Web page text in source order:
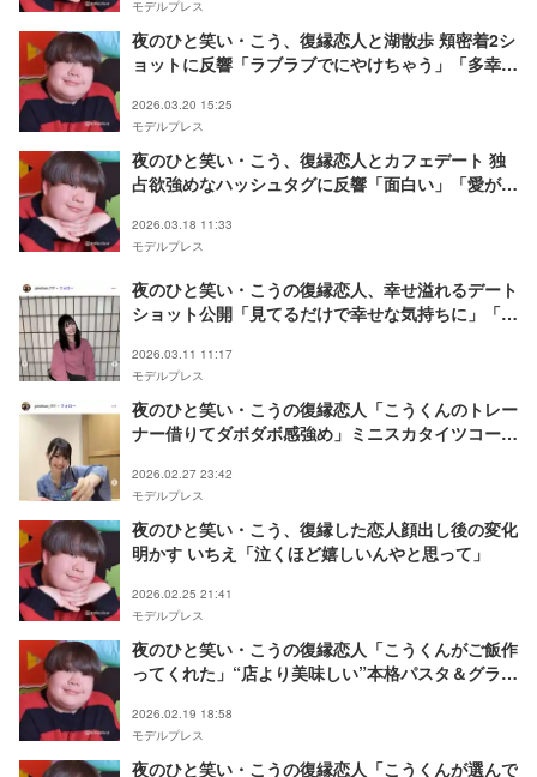
モデルプレス
夜のひと笑い・こう、復縁恋人と湖散歩 頬密着2シ
ョットに反響「ラブラブでにやけちゃう」「多幸感
2026.03.20 15:25
モデルプレス
夜のひと笑い・こう、復縁恋人とカフェデート 独
占欲強めなハッシュタグに反響「面白い」「愛が重
2026.03.18 11:33
モデルプレス
夜のひと笑い・こうの復縁恋人、幸せ溢れるデート
ショット公開「見てるだけで幸せな気持ちに」「最
2026.03.11 11:17
モデルプレス
夜のひと笑い・こうの復縁恋人「こうくんのトレー
ナー借りてダボダボ感強め」ミニスカタイツコーデ
群」と反響
2026.02.27 23:42
モデルプレス
夜のひと笑い・こう、復縁した恋人顔出し後の変化
明かす いちえ「泣くほど嬉しいんやと思って」
2026.02.25 21:41
モデルプレス
夜のひと笑い・こうの復縁恋人「こうくんがご飯作
ってくれた」“店より美味しい”本格パスタ＆グラタ
る」と反響
2026.02.19 18:58
モデルプレス
夜のひと笑い・こうの復縁恋人「こうくんが選んで